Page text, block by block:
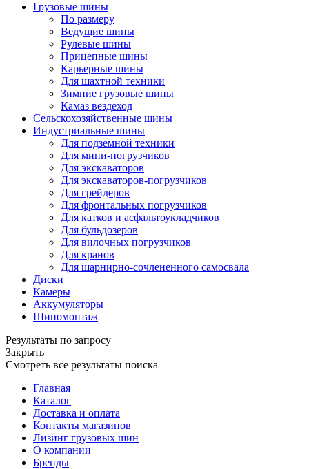
Грузовые шины
По размеру
Ведущие шины
Рулевые шины
Прицепные шины
Карьерные шины
Для шахтной техники
Зимние грузовые шины
Камаз вездеход
Сельскохозяйственные шины
Индустриальные шины
Для подземной техники
Для мини-погрузчиков
Для экскаваторов
Для экскаваторов-погрузчиков
Для грейдеров
Для фронтальных погрузчиков
Для катков и асфальтоукладчиков
Для бульдозеров
Для вилочных погрузчиков
Для кранов
Для шарнирно-сочлененного самосвала
Диски
Камеры
Аккумуляторы
Шиномонтаж
Результаты по запросу
Закрыть
Смотреть все результаты поиска
Главная
Каталог
Доставка и оплата
Контакты магазинов
Лизинг грузовых шин
О компании
Бренды